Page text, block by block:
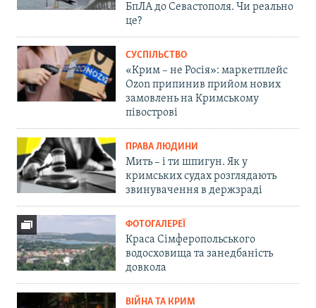
БпЛА до Севастополя. Чи реально
це?
СУСПІЛЬСТВО
«Крим – не Росія»: маркетплейс
Ozon припинив прийом нових
замовлень на Кримському
півострові
ПРАВА ЛЮДИНИ
Мить – і ти шпигун. Як у
кримських судах розглядають
звинувачення в держзраді
ФОТОГАЛЕРЕЇ
Краса Сімферопольського
водосховища та занедбаність
довкола
ВІЙНА ТА КРИМ